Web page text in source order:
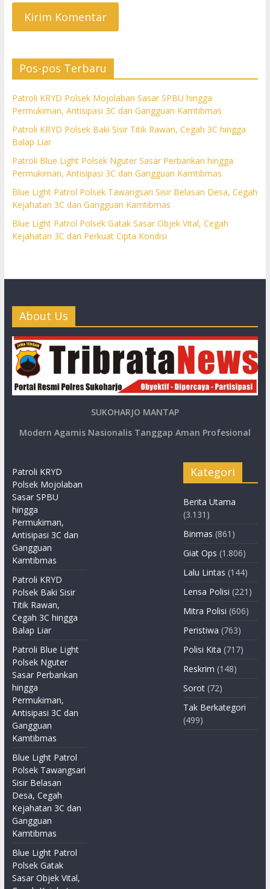
Pos-pos Terbaru
Patroli KRYD Polsek Mojolaban Sasar SPBU hingga
Permukiman, Antisipasi 3C dan Gangguan Kamtibmas
Patroli KRYD Polsek Baki Sisir Titik Rawan, Cegah 3C hingga
Balap Liar
Patroli Blue Light Polsek Nguter Sasar Perbankan hingga
Permukiman, Antisipasi 3C dan Gangguan Kamtibmas
Blue Light Patrol Polsek Tawangsari Sisir Belasan Desa, Cegah
Kejahatan 3C dan Gangguan Kamtibmas
Blue Light Patrol Polsek Gatak Sasar Objek Vital, Cegah
Kejahatan 3C dan Perkuat Cipta Kondisi
About Us
SUKOHARJO MANTAP
Modern Agamis Nasionalis Tanggap Aman Profesional
Patroli KRYD
Polsek Mojolaban
Sasar SPBU
hingga
Permukiman,
Antisipasi 3C dan
Gangguan
Kamtibmas
Patroli KRYD
Polsek Baki Sisir
Titik Rawan,
Cegah 3C hingga
Balap Liar
Patroli Blue Light
Polsek Nguter
Sasar Perbankan
hingga
Permukiman,
Antisipasi 3C dan
Gangguan
Kamtibmas
Blue Light Patrol
Polsek Tawangsari
Sisir Belasan
Desa, Cegah
Kejahatan 3C dan
Gangguan
Kamtibmas
Blue Light Patrol
Polsek Gatak
Sasar Objek Vital,
Kategori
Berita Utama
(3.131)
Binmas (861)
Giat Ops (1.806)
Lalu Lintas (144)
Lensa Polisi (221)
Mitra Polisi (606)
Peristiwa (763)
Polisi Kita (717)
Reskrim (148)
Sorot (72)
Tak Berkategori
(499)